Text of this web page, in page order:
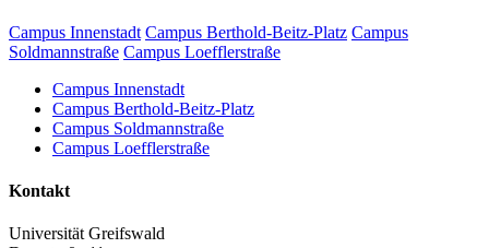
Campus Innenstadt Campus Berthold-Beitz-Platz Campus
Soldmannstraße Campus Loefflerstraße
Campus Innenstadt
Campus Berthold-Beitz-Platz
Campus Soldmannstraße
Campus Loefflerstraße
Kontakt
Universität Greifswald